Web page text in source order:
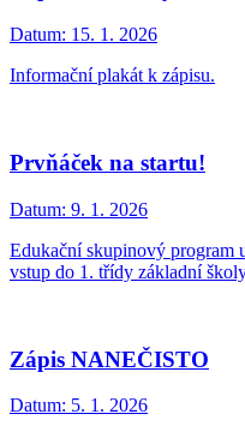
Datum: 15. 1. 2026
Informační plakát k zápisu.
Prvňáček na startu!
Datum: 9. 1. 2026
Edukační skupinový program
vstup do 1. třídy základní
Zápis NANEČISTO
Datum: 5. 1. 2026